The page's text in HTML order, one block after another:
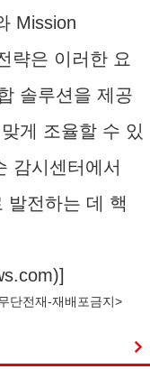
Mission
략은 이러한 요
솔루션을 제공
게 조율할 수 있
감시센터에서
발전하는 데 핵
)]
단전재-재배포금지>